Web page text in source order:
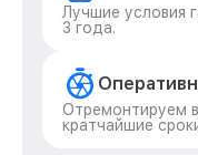
Лучшие условия
3 года.
Отремонтируем
кратчайшие